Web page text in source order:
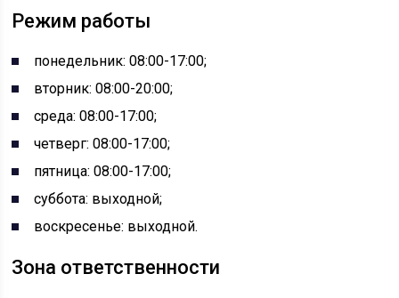
Режим работы
понедельник: 08:00-17:00;
вторник: 08:00-20:00;
среда: 08:00-17:00;
четверг: 08:00-17:00;
пятница: 08:00-17:00;
суббота: выходной;
воскресенье: выходной.
Зона ответственности